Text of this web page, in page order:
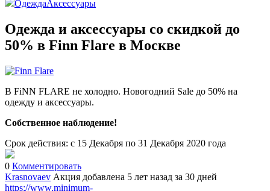
ОдеждаАксессуары
Одежда и аксессуары со скидкой до
50% в Finn Flare в Москве
В FiNN FLARE не холодно. Новогодний Sale до 50% на
одежду и аксессуары.
Собственное наблюдение!
Срок действия: с 15 Декабря по 31 Декабря 2020 года
0 Комментировать
Krasnovaev Акция добавлена 5 лет назад за 30 дней
https://www.minimum-